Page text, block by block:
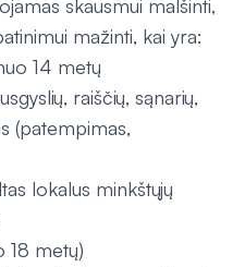
skausmui malšinti,
mažinti, kai yra:
14 metų
raiščių, sąnarių,
(patempimas,
lokalus minkštųjų
18 metų)